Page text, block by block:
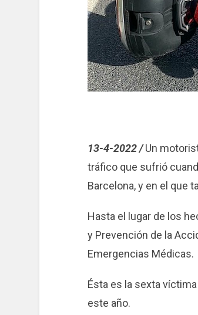
13-4-2022 /Un
tráfico que sufrió
Barcelona, y en el que
Hasta el lugar de los
y Prevención de la
Emergencias Médicas.
Ésta es la sexta
este año.